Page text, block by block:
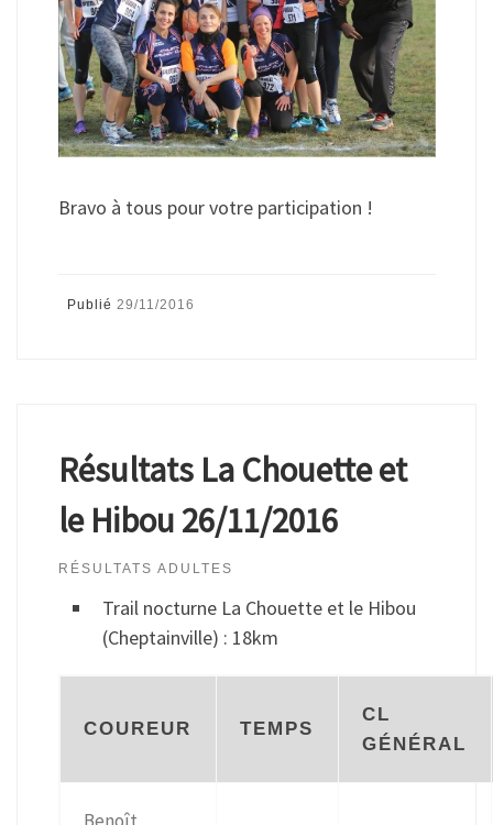
Bravo à tous pour votre participation !
Publié 29/11/2016
Résultats La Chouette et
le Hibou 26/11/2016
RÉSULTATS ADULTES
Trail nocturne La Chouette et le Hibou
(Cheptainville) : 18km
COUREUR TEMPS
CL
GÉNÉRAL
Benoît